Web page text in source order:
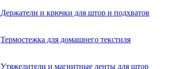
Держатели и крючки для штор и подхватов
Термостежка для домашнего текстиля
Утяжелители и магнитные ленты для штор